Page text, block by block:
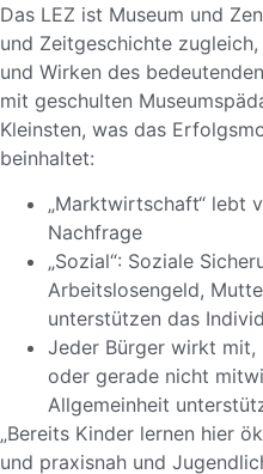
Das LEZ ist Museum und
und Zeitgeschichte
und Wirken des
mit geschulten
Kleinsten, was das
beinhaltet:
„Marktwirtschaft“ lebt
Nachfrage
„Sozial“: Soziale
Arbeitslosengeld,
unterstützen das
Jeder Bürger wirkt mit,
oder gerade nicht
Allgemeinheit
„Bereits Kinder lernen hier
und praxisnah und